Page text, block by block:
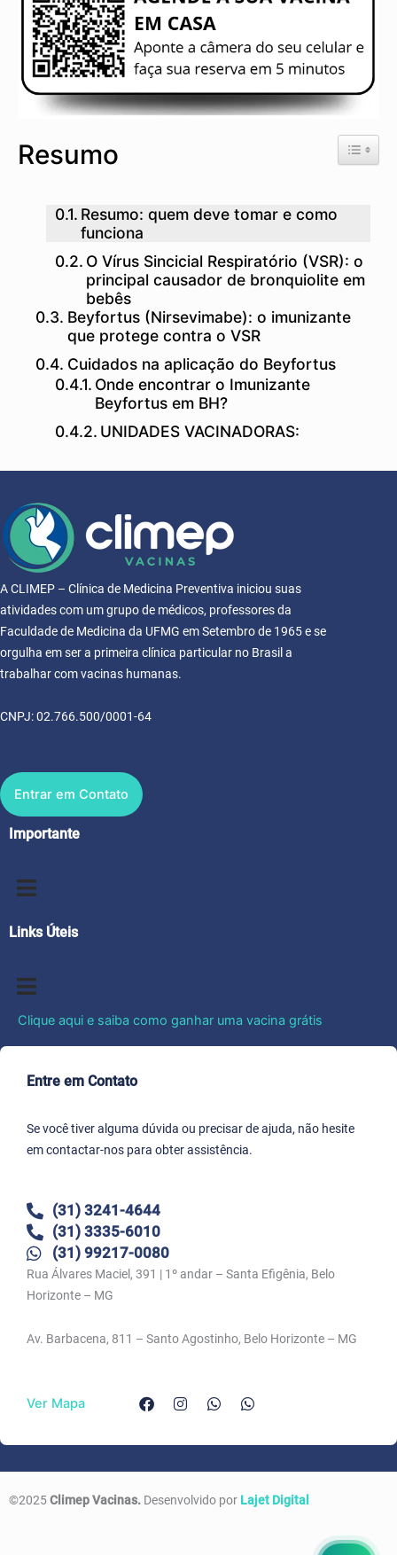
Resumo Toggle
Resumo: quem deve tomar e como
funciona
O Vírus Sincicial Respiratório (VSR): o
principal causador de bronquiolite em
bebês
Beyfortus (Nirsevimabe): o imunizante
que protege contra o VSR
Cuidados na aplicação do Beyfortus
Onde encontrar o Imunizante
Beyfortus em BH?
UNIDADES VACINADORAS:
A CLIMEP – Clínica de Medicina Preventiva iniciou suas
atividades com um grupo de médicos, professores da
Faculdade de Medicina da UFMG em Setembro de 1965 e se
orgulha em ser a primeira clínica particular no Brasil a
trabalhar com vacinas humanas.
CNPJ: 02.766.500/0001-64
Entrar em Contato
Importante
Links Úteis
Clique aqui e saiba como ganhar uma vacina grátis
Entre em Contato
Se você tiver alguma dúvida ou precisar de ajuda, não hesite
em contactar-nos para obter assistência.
(31) 3241-4644
(31) 3335-6010
(31) 99217-0080
Rua Álvares Maciel, 391 | 1º andar – Santa Efigênia, Belo
Horizonte – MG
Av. Barbacena, 811 – Santo Agostinho, Belo Horizonte – MG
Ver Mapa
F
a
o
k
I
n
g
a
W
h
a
p
W
h
a
p
©2025Climep Vacinas. Desenvolvido por Lajet Digital